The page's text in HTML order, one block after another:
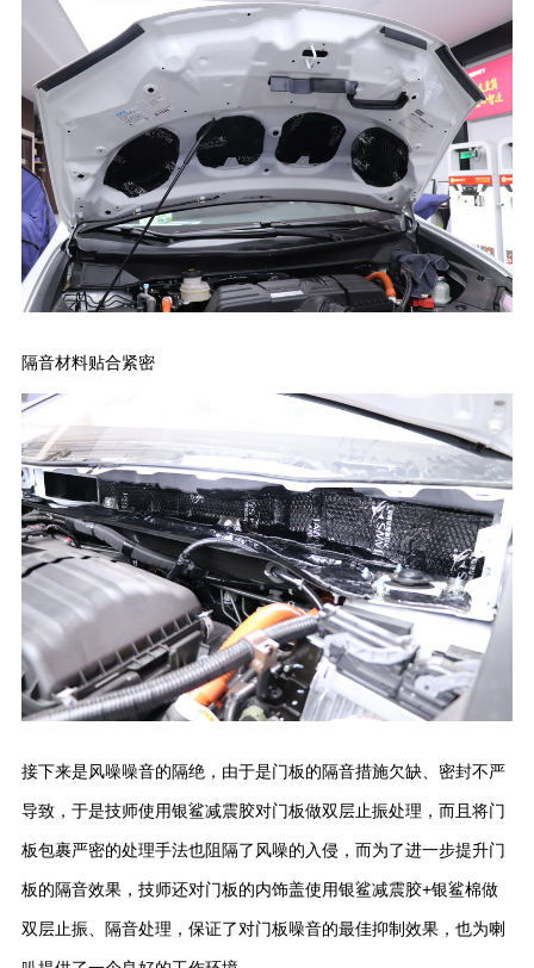
隔音材料贴合紧密
接下来是风噪噪音的隔绝，由于是门板的隔音措施欠缺、密封不严
导致，于是技师使用银鲨减震胶对门板做双层止振处理，而且将门
板包裹严密的处理手法也阻隔了风噪的入侵，而为了进一步提升门
板的隔音效果，技师还对门板的内饰盖使用银鲨减震胶+银鲨棉做
双层止振、隔音处理，保证了对门板噪音的最佳抑制效果，也为喇